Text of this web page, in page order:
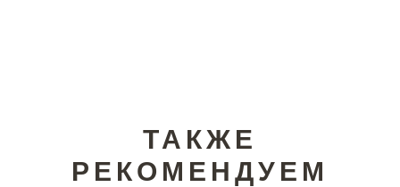
ТАКЖЕ
РЕКОМЕНДУЕМ